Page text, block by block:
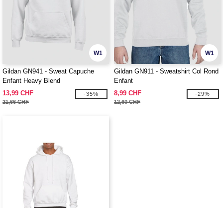
W1
Gildan GN941 - Sweat Capuche
Enfant Heavy Blend
13,99 CHF
21,66 CHF
-35%
W1
Gildan GN911 - Sweatshirt Col Rond
Enfant
8,99 CHF
12,60 CHF
-29%